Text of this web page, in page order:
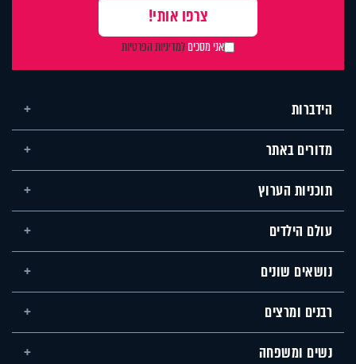
אני מסכיםלמדיניות הפרטיות
הידברות
מדורים באתר
תוכניות הערוץ
עולם הילדים
נושאים שונים
רבנים ומרצים
נשים ומשפחה